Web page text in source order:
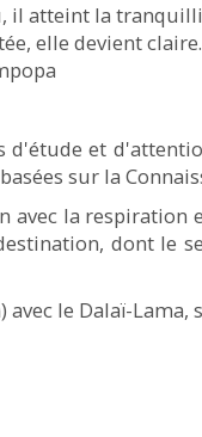
il atteint la
elle devient
et
sur la
la respiration
dont le
le Dalaï-